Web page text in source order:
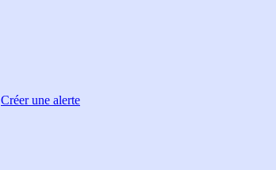
Créer une alerte